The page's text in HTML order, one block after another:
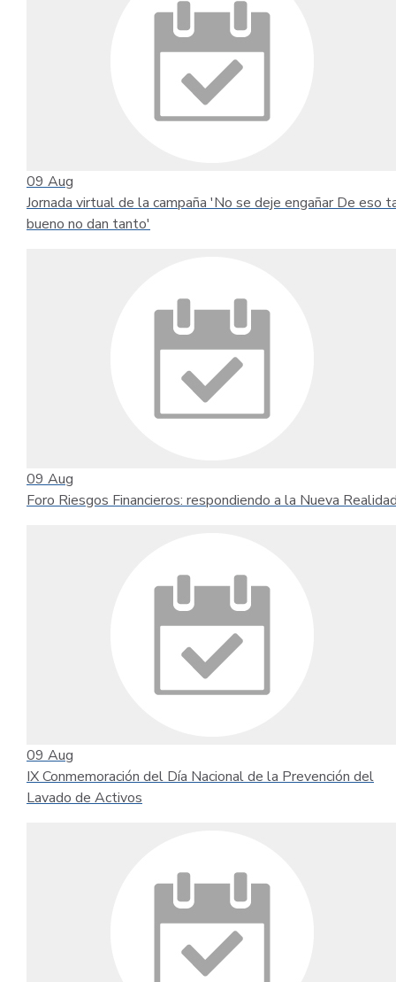
09 Aug
Jornada virtual de la campaña 'No se deje engañar De eso
bueno no dan tanto'
09 Aug
Foro Riesgos Financieros: respondiendo a la Nueva
09 Aug
IX Conmemoración del Día Nacional de la Prevención del
Lavado de Activos